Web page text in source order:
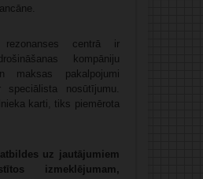
rezonanses centrā ir
kompāniju
maksas pakalpojumi
speciālista nosūtījumu.
karti, tiks piemērota
atbildes uz jautājumiem
izmeklējumam,